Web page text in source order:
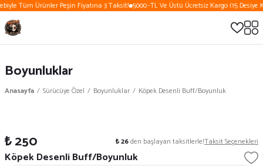
Tüm Ürünler Peşin Fiyatına 3 Taksit! 5000.-TL Ve Üstü Ücretsiz Kargo (15 Desiye
Boyunluklar
Anasayfa Sürücüye Özel Boyunluklar Köpek Desenli Buff/Boyunluk
Köpek Desenli Buff/Boyunluk
₺ 250 ₺ 26den başlayan taksitlerle!Taksit Seçenekleri